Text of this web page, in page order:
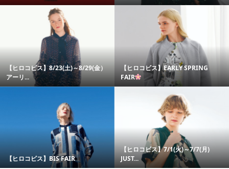
【ヒロコビス】8/23(土)～8/29(金）
アーリ...
【ヒロコビス】EARLY SPRING
FAIR
【ヒロコビス】BIS FAIR
【ヒロコビス】7/1(火)～7/7(月)
JUST...